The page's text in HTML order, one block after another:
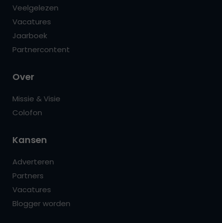
Veelgelezen
Vacatures
Jaarboek
Partnercontent
Over
Missie & Visie
Colofon
Kansen
Adverteren
Partners
Vacatures
Blogger worden